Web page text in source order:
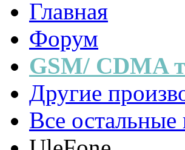
Форум
GSM/ CDMA
Другие
Все остальные